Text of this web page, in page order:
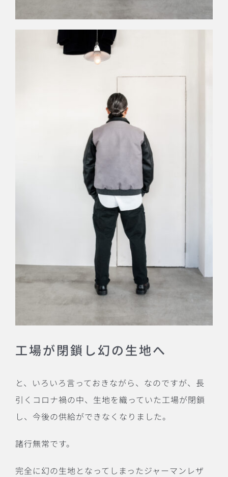
工場が閉鎖し幻の生地へ
と、いろいろ言っておきながら、なのですが、長
引くコロナ禍の中、生地を織っていた工場が閉鎖
し、今後の供給ができなくなりました。
諸行無常です。
完全に幻の生地となってしまったジャーマンレザ